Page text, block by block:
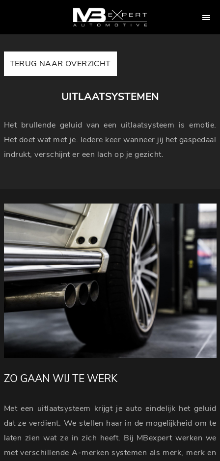
TERUG NAAR OVERZICHT
UITLAATSYSTEMEN
Het brullende geluid van een uitlaatsysteem is emotie.
Het doet wat met je. Iedere keer wanneer jij het gaspedaal
indrukt, verschijnt er een lach op je gezicht.
ZO GAAN WIJ TE WERK
Met een uitlaatsysteem krijgt je auto eindelijk het geluid
dat ze verdient. We stellen haar in de mogelijkheid om te
laten zien wat ze in zich heeft. Bij MBexpert werken we
met verschillende A-merken systemen als merk, merk en